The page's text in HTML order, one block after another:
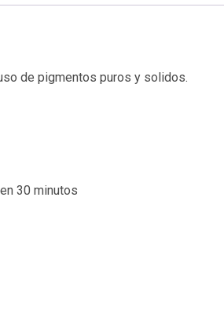
de pigmentos puros y solidos.
30 minutos